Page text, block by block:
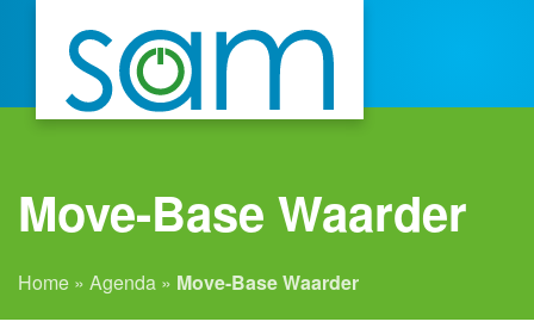
Move-Base Waarder
Home » Agenda » Move-Base Waarder